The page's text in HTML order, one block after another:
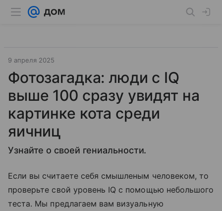
9 апреля 2025
Фотозагадка: ​люди с IQ
выше 100 сразу увидят на
картинке кота среди
яичниц
Узнайте о своей гениальности.
Если вы считаете себя смышленым человеком, то
проверьте свой уровень IQ с помощью небольшого
теста. Мы предлагаем вам визуальную